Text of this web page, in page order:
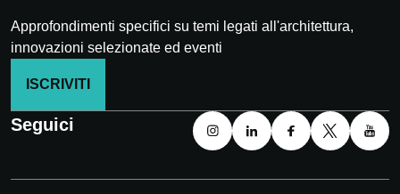
Approfondimenti specifici su temi legati all'architettura,
innovazioni selezionate ed eventi
ISCRIVITI
Seguici